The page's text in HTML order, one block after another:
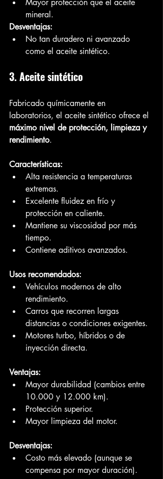
Mayor protección que el aceite
mineral.
Desventajas:
No tan duradero ni avanzado
como el aceite sintético.
3. Aceite sintético
Fabricado químicamente en
laboratorios, el aceite sintético ofrece el
máximo nivel de protección, limpieza y
rendimiento.
Características:
Alta resistencia a temperaturas
extremas.
Excelente fluidez en frío y
protección en caliente.
Mantiene su viscosidad por más
tiempo.
Contiene aditivos avanzados.
Usos recomendados:
Vehículos modernos de alto
rendimiento.
Carros que recorren largas
distancias o condiciones exigentes.
Motores turbo, híbridos o de
inyección directa.
Ventajas:
Mayor durabilidad (cambios entre
10.000 y 12.000 km).
Protección superior.
Mayor limpieza del motor.
Desventajas:
Costo más elevado (aunque se
compensa por mayor duración).